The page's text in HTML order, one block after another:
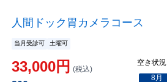
人間ドック胃カメラコース
当月受診可 土曜可
33,000円 (税込)
空き状況
8月